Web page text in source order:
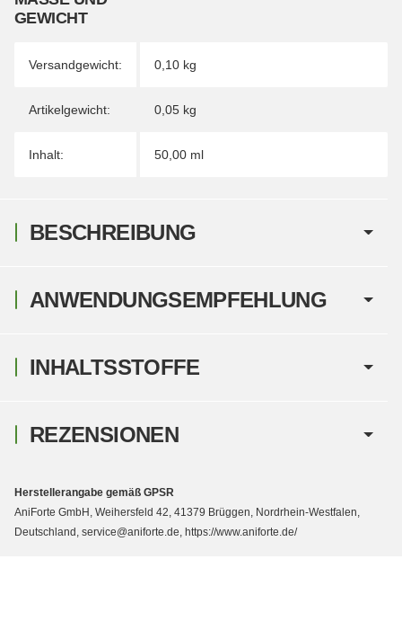
EWICHT
Versandgewicht: 0,10 kg
Artikelgewicht: 0,05 kg
Inhalt: 50,00 ml
BESCHREIBUNG
ANWENDUNGSEMPFEHLUNG
INHALTSSTOFFE
REZENSIONEN
Herstellerangabe gemäß GPSR
AniForte GmbH, Weihersfeld 42, 41379 Brüggen, Nordrhein-Westfalen,
Deutschland, service@aniforte.de, https://www.aniforte.de/